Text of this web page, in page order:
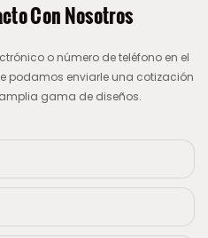
Con Nosotros
o número de teléfono en el
podamos enviarle una cotización
gama de diseños.